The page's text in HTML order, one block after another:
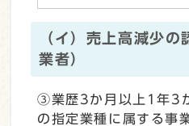
（イ）売上高減少の
業者）
③業歴3か月以上1年3
の指定業種に属する事